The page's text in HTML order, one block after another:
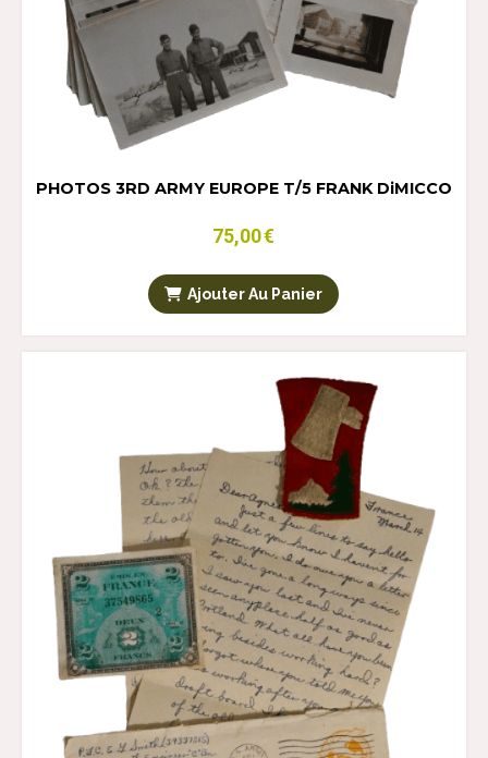
PHOTOS 3RD ARMY EUROPE T/5 FRANK DiMICCO
75,00€
Ajouter Au Panier